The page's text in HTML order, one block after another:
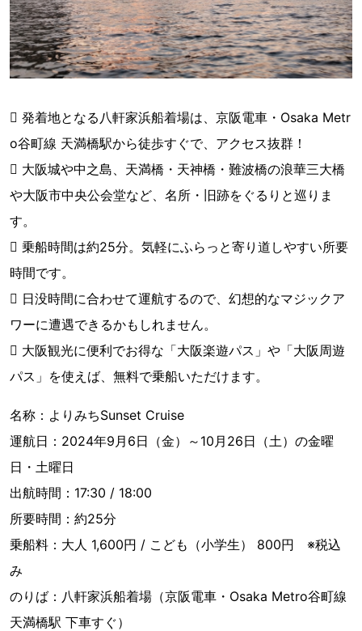
 発着地となる八軒家浜船着場は、京阪電車・Osaka Metr
o谷町線 天満橋駅から徒歩すぐで、アクセス抜群！
 大阪城や中之島、天満橋・天神橋・難波橋の浪華三大橋
や大阪市中央公会堂など、名所・旧跡をぐるりと巡りま
す。
 乗船時間は約25分。気軽にふらっと寄り道しやすい所要
時間です。
 日没時間に合わせて運航するので、幻想的なマジックア
ワーに遭遇できるかもしれません。
 大阪観光に便利でお得な「大阪楽遊パス」や「大阪周遊
パス」を使えば、無料で乗船いただけます。
名称：よりみちSunset Cruise
運航日：2024年9月6日（金）～10月26日（土）の金曜
日・土曜日
出航時間：17:30 / 18:00
所要時間：約25分
乗船料：大人 1,600円 / こども（小学生） 800円 ※税込
み
のりば：八軒家浜船着場（京阪電車・Osaka Metro谷町線
天満橋駅 下車すぐ）